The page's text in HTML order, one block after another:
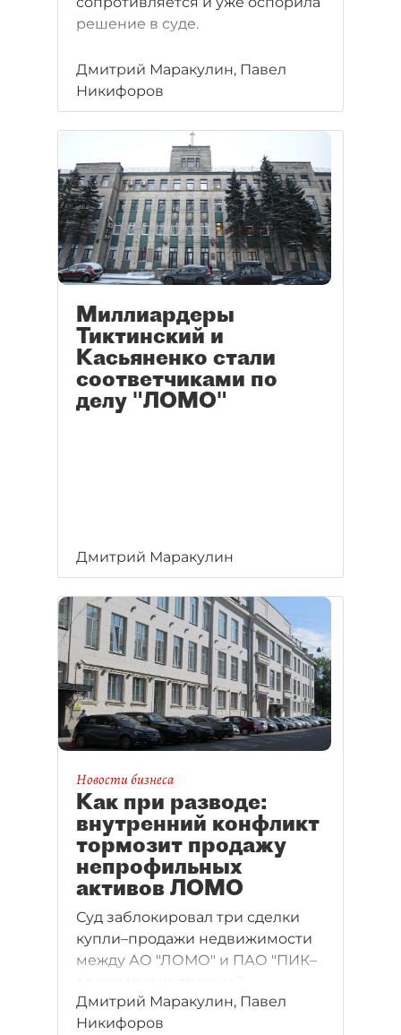
решение в суде.
Дмитрий Маракулин, Павел
Никифоров
Миллиардеры
Тиктинский и
Касьяненко стали
соответчиками по
делу "ЛОМО"
Дмитрий Маракулин
Новости бизнеса
Как при разводе:
внутренний конфликт
тормозит продажу
непрофильных
активов ЛОМО
Суд заблокировал три сделки
купли–продажи недвижимости
между АО "ЛОМО" и ПАО "ПИК–
застройщик".
Дмитрий Маракулин, Павел
Никифоров